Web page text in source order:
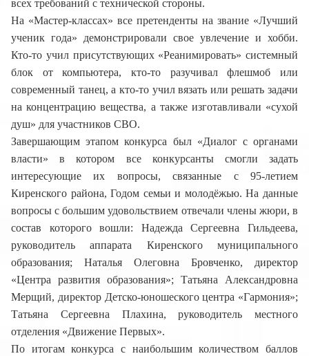
всех требований с технической стороны.
На «Мастер-классах» все претенденты на звание «Лучший
ученик года» демонстрировали свое увлечение и хобби.
Кто-то учил присутствующих «Реанимировать» системный
блок от компьютера, кто-то разучивал флешмоб или
современный танец, а кто-то учил вязать или решать задачи
на концентрацию вещества, а также изготавливали «сухой
душ» для участников СВО.
Завершающим этапом конкурса был «Диалог с органами
власти» в котором все конкурсанты смогли задать
интересующие их вопросы, связанные с 95-летием
Киренского района, Годом семьи и молодёжью. На данные
вопросы с большим удовольствием отвечали члены жюри, в
состав которого вошли: Надежда Сергеевна Гильдеева,
руководитель аппарата Киренского муниципального
образования; Наталья Олеговна Бровченко, директор
«Центра развития образования»; Татьяна Александровна
Мерщий, директор Детско-юношеского центра «Гармония»;
Татьяна Сергеевна Плахина, руководитель местного
отделения «Движение Первых».
По итогам конкурса с наибольшим количеством баллов